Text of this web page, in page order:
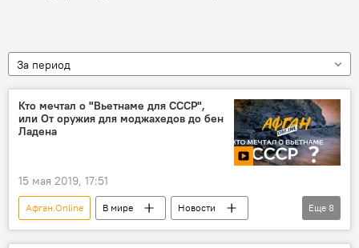
За период
Кто мечтал о "Вьетнаме для СССР",
или От оружия для моджахедов до бен
Ладена
15 мая 2019, 17:51
Афган.Online В мире
Новости
Общество
Афган онлайн
Еще 8